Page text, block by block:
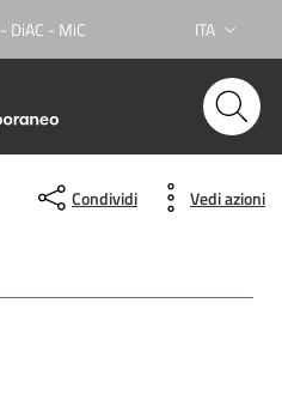
DiAC - MiC Lingua
ITA
Condividi Vedi azioni